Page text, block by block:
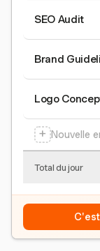
SEO Audit
Brand
Logo
+ Nouvelle
Total du jour